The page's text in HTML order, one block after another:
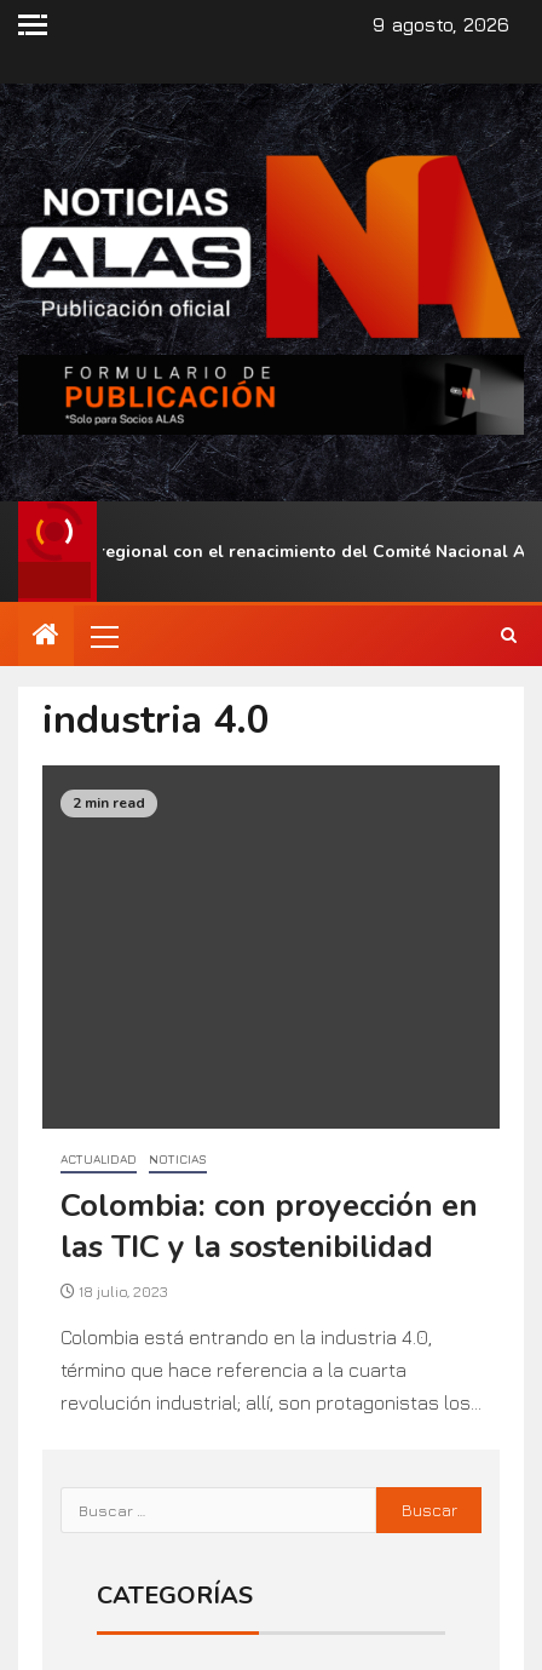
9 agosto, 2026
regional con el renacimiento del Comité Nacional ALAS
industria 4.0
2 min read
ACTUALIDAD NOTICIAS
Colombia: con proyección en
las TIC y la sostenibilidad
18 julio, 2023
Colombia está entrando en la industria 4.0,
término que hace referencia a la cuarta
revolución industrial; allí, son protagonistas los...
CATEGORÍAS